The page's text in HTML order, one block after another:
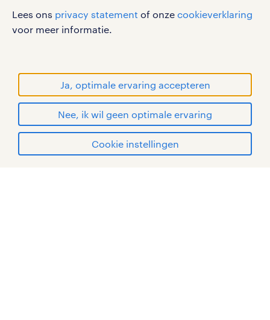
Lees ons privacy statement of onze cookieverklaring
voor meer informatie.
Ja, optimale ervaring accepteren
Nee, ik wil geen optimale ervaring
Cookie instellingen
handelsmerken van Randstad N.V.
© Randstad 2026